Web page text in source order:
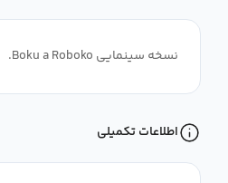
نسخه سینمایی Boku a Roboko.
اطلاعات تکمیلی